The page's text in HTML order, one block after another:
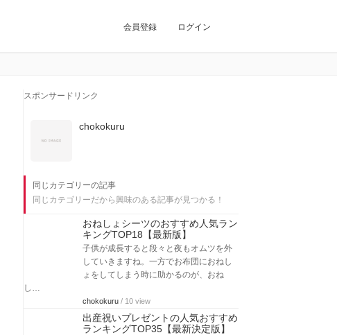
会員登録 ログイン
スポンサードリンク
chokokuru
同じカテゴリーの記事
同じカテゴリーだから興味のある記事が見つかる！
おねしょシーツのおすすめ人気ラン
キングTOP18【最新版】
子供が成長すると段々と夜もオムツを外
していきますね。一方でお布団におねし
ょをしてしまう時に助かるのが、おね
し…
chokokuru / 10 view
出産祝いプレゼントの人気おすすめ
ランキングTOP35【最新決定版】